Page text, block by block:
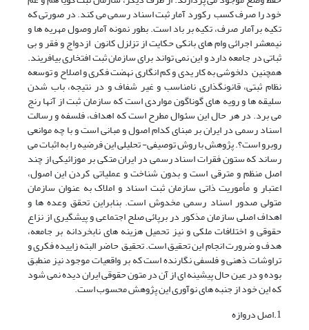
خود را صرف کسب رکورد آمار ثبت اسناد رسمی می کند. در صورتی که
تکیه برآمار صرف، تکیه بر باد است. بطور نمونه آمار وصول مهریه ها و
نیمعشر اجرائی وام های بانکی حکایت از تزلزل کانون ازدواج و فقر و بی
ثباتی در جامعه دارد و این نمی تواند برای سازمان ثبت افتخاری بیافریند.
همچنین دلخوشی به کار یدی و کم انگاری نهضت فکری و اصلاح و توسعه
نظام ثبتی، قانونگذاری نامناسب و غیر شفاف و در نتیجه، باب شدن
سلیقه ها و رویه های گوناگون مواردی است که سازمان ثبت از آنها رنج
می برد. در هر حال این سئوال مطرح است که اهداف، فلسفه و رسالت
اسناد رسمی در ایران بر مبنای کدام اصول و مبانی است و با چه موانعی
روبرو است؟. پژوهش با روش توصیفی- تحلیلی این فرضیه را به اثبات می
رساند که ستون فقرات اسناد رسمی در ایران متکی بر موزائیکی از چند
اصل منظم و مترقی است و بدون شناخت و عملیاتی کردن این اصول،
اعتبار و مأموریت ذاتی سازمان ثبت اسناد و املاک به عنوان سازمان
متولی صدور اسناد رسمی مخدوش است. بنابراین تحقق وعده ها و
اهداف اصلی سازمان مذکور در برپائی صلح اجتماعی و پیشگیری از نزاع
حقوقی و اختلافات ملکی و نیز تحمیل هزینه های نابخردانه بر جامعه،
هدف و ضرورت انجام این تحقیق است. تحقیق حاضر البته زاییده فکری و
تراوشات ذهنی و فلسفی نگارنده است که بر واقعیات موجود نیز منطبق
بوده و در عین حال پیشینه ای از آن در متون حقوقی ایران دیده نمی شود
که این خود از جنبه های نوآوری این پژوهش محسوب است.
1.اصل دروازه